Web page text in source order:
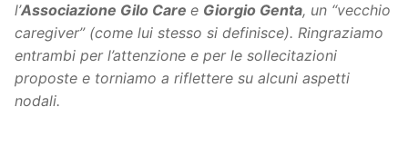
l’Associazione Gilo Care e Giorgio Genta, un “vecchio
caregiver” (come lui stesso si definisce). Ringraziamo
entrambi per l’attenzione e per le sollecitazioni
proposte e torniamo a riflettere su alcuni aspetti
nodali.